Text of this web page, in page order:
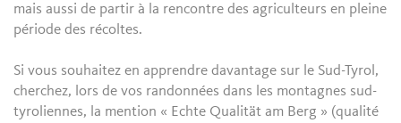
mais aussi de partir à la rencontre des agriculteurs en pleine
période des récoltes.
Si vous souhaitez en apprendre davantage sur le Sud-Tyrol,
cherchez, lors de vos randonnées dans les montagnes sud-
tyroliennes, la mention « Echte Qualität am Berg » (qualité